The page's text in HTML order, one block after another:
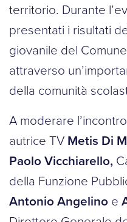
territorio. Durante
presentati i risultati
giovanile del
attraverso
della comunità
A moderare
autrice TV Metis Di
Paolo Vicchiarello,
della Funzione
Antonio Angelino e